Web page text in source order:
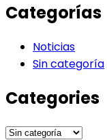
Categorías
Noticias
Sin categoría
Categories
Categories